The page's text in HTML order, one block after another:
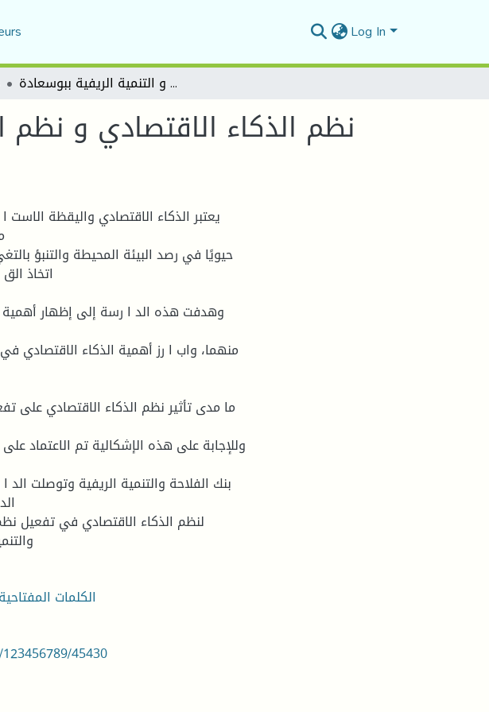
Log In
نظم الذكاء الاقتصادي و نظم اليقظة د ا رسة حالة بنك الفلاحة و التنمية الريفية ببوسعادة
نظم الذكاء الاقتصادي و نظم
يعتبر الذكاء الاقتصادي واليقظة الاست
حيويًا في رصد البيئة المحيطة والتنبؤ
اتخاذ
وهدفت هذه الد ا رسة إلى إظهار أهمية
منهما، واب ا رز أهمية الذكاء
وللإجابة على هذه الإشكالية تم الاعتماد
بنك الفلاحة والتنمية الريفية وتوصلت
لنظم الذكاء الاقتصادي في تفعيل
الكلمات
45430